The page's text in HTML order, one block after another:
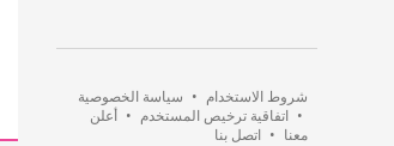
شروط الاستخدام • سياسة الخصوصية
• اتفاقية ترخيص المستخدم • أعلن
معنا • اتصل بنا